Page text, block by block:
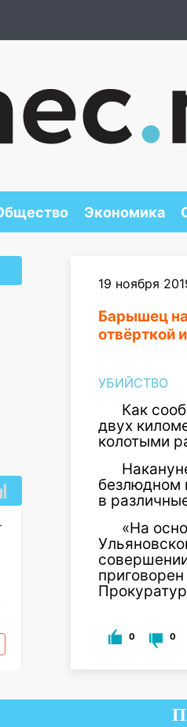
Экономика
19 ноября
Барышец
отвёрткой
УБИЙСТВО
Как
двух
колотыми
безлюдном
в
«На
0 0